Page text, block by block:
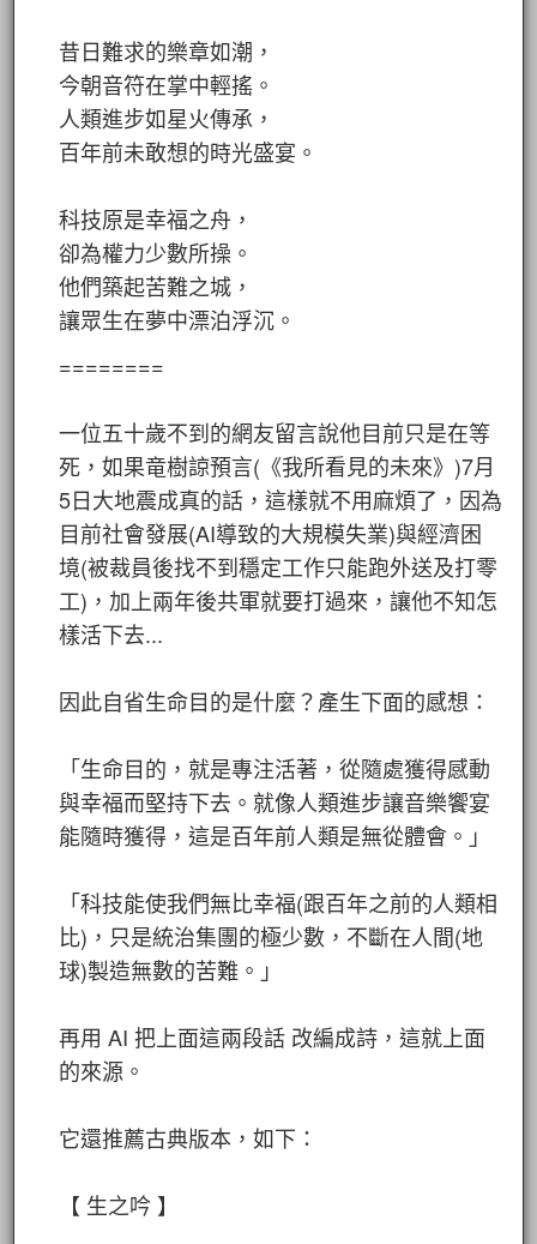
昔日難求的樂章如潮，
今朝音符在掌中輕搖。
人類進步如星火傳承，
百年前未敢想的時光盛宴。
科技原是幸福之舟，
卻為權力少數所操。
他們築起苦難之城，
讓眾生在夢中漂泊浮沉。
========
一位五十歲不到的網友留言說他目前只是在等
死，如果竜樹諒預言(《我所看見的未來》)7月
5日大地震成真的話，這樣就不用麻煩了，因為
目前社會發展(AI導致的大規模失業)與經濟困
境(被裁員後找不到穩定工作只能跑外送及打零
工)，加上兩年後共軍就要打過來，讓他不知怎
樣活下去...
因此自省生命目的是什麼？產生下面的感想：
「生命目的，就是專注活著，從隨處獲得感動
與幸福而堅持下去。就像人類進步讓音樂饗宴
能隨時獲得，這是百年前人類是無從體會。」
「科技能使我們無比幸福(跟百年之前的人類相
比)，只是統治集團的極少數，不斷在人間(地
球)製造無數的苦難。」
再用 AI 把上面這兩段話 改編成詩，這就上面
的來源。
它還推薦古典版本，如下：
【 生之吟 】